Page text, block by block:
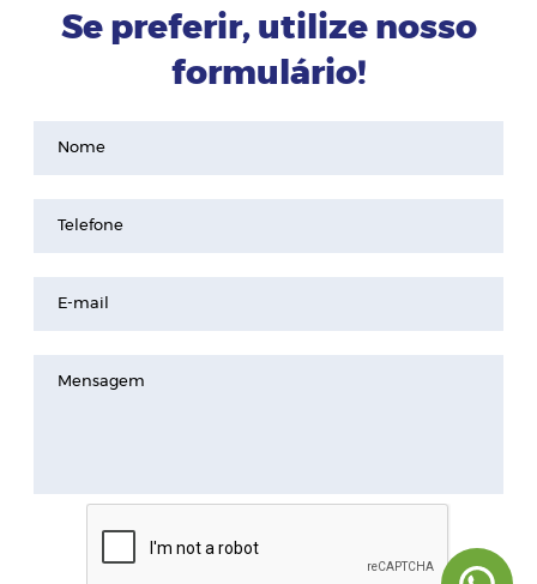
Se preferir, utilize nosso
formulário!
Nome
Telefone
E-mail
Mensagem